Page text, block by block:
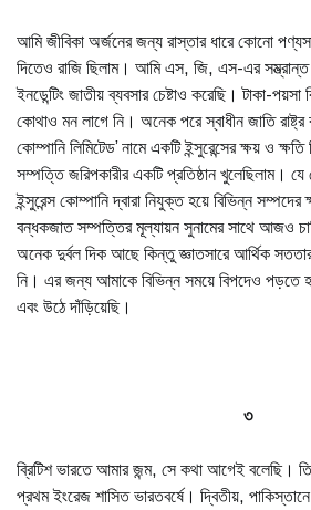
আমি জীবিকা অর্জনের জন্য রাস্তার ধারে কোনো
দিতেও রাজি ছিলাম। আমি এস, জি, এস-এর সম্ভ্রান্ত
ইনডেন্টিং জাতীয় ব্যবসার চেষ্টাও করেছি। টাকা-
কোথাও মন লাগে নি। অনেক পরে স্বাধীন জাতি রাষ্ট্র
কোম্পানি লিমিটেড’ নামে একটি ইন্সুরেন্সের ক্ষয় ও
সম্পত্তি জরিপকারীর একটি প্রতিষ্ঠান খুলেছিলাম। যে
ইন্সুরেন্স কোম্পানি দ্বারা নিযুক্ত হয়ে বিভিন্ন সম্পদের
বন্ধকজাত সম্পত্তির মূল্যায়ন সুনামের সাথে আজও
অনেক দুর্বল দিক আছে কিন্তু জ্ঞাতসারে আর্থিক
নি। এর জন্য আমাকে বিভিন্ন সময়ে বিপদেও পড়তে
এবং উঠে দাঁড়িয়েছি।
৩
ব্রিটিশ ভারতে আমার জন্ম, সে কথা আগেই বলেছি।
প্রথম ইংরেজ শাসিত ভারতবর্ষে। দ্বিতীয়,